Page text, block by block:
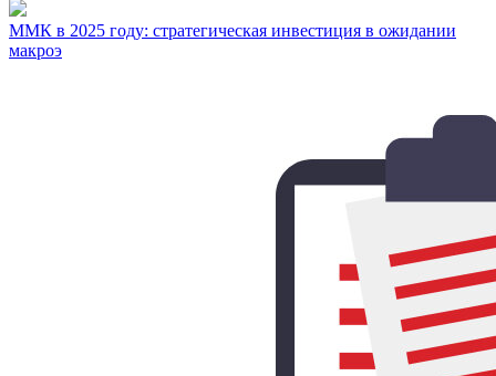
ММК в 2025 году: стратегическая инвестиция в ожидании
макроэ